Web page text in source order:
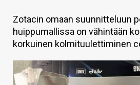
TIETOA
HINTA.FI
KAUPPA
Zotacin omaan suunnitteluun
huippumallissa on vähintään
korkuinen kolmituulettiminen